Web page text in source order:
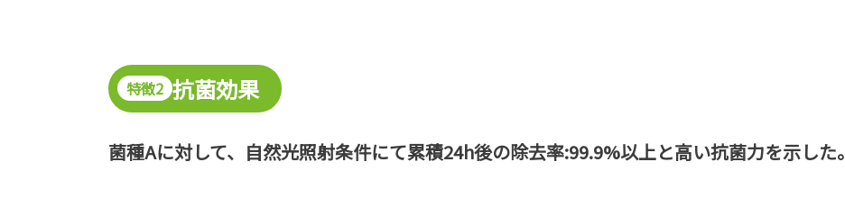
特徴2 抗菌効果
菌種Aに対して、自然光照射条件にて累積24h後の除去率:99.9%以上と高い抗菌力を示した。